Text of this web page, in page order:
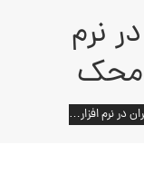
نرم
محک
در نرم افزار…